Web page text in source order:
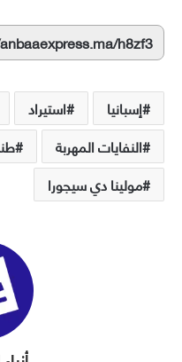
h8zf3
إسبانيا استيراد
النفايات المهربة
مولينا دي سيجورا